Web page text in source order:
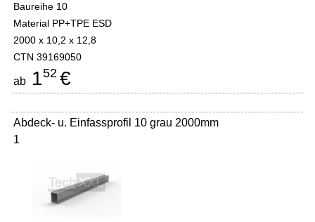
Baureihe 10
Material PP+TPE ESD
2000 x 10,2 x 12,8
CTN 39169050
ab 152 €
Abdeck- u. Einfassprofil 10 grau 2000mm
1